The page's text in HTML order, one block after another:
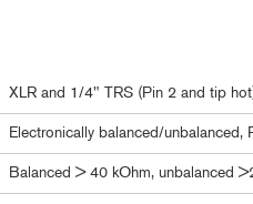
XLR and 1/4" TRS (Pin 2 and tip
Electronically balanced/unbalanced,
Balanced > 40 kOhm, unbalanced